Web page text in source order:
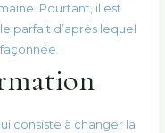
Pourtant, il est
parfait d’après lequel
consiste à changer la